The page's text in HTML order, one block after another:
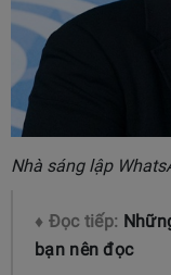
Nhà sáng lập
♦ Đọc tiếp:
bạn nên đọc